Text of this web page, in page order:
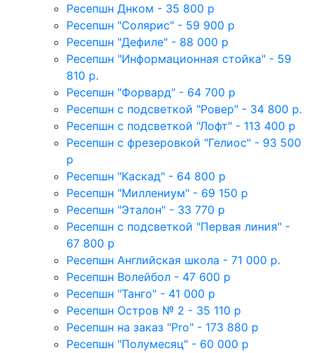
Ресепшн Днком - 35 800 р
Ресепшн "Солярис" - 59 900 р
Ресепшн "Дефиле" - 88 000 р
Ресепшн "Информационная стойка" - 59
810 р.
Ресепшн "Форвард" - 64 700 р
Ресепшн с подсветкой "Ровер" - 34 800 р.
Ресепшн с подсветкой "Лофт" - 113 400 р
Ресепшн с фрезеровкой "Гелиос" - 93 500
р
Ресепшн "Каскад" - 64 800 р
Ресепшн "Миллениум" - 69 150 р
Ресепшн "Эталон" - 33 770 р
Ресепшн с подсветкой "Первая линия" -
67 800 р
Ресепшн Английская школа - 71 000 р.
Ресепшн Волейбол - 47 600 р
Ресепшн "Танго" - 41 000 р
Ресепшн Остров № 2 - 35 110 р
Ресепшн на заказ "Pro" - 173 880 р
Ресепшн "Полумесяц" - 60 000 р